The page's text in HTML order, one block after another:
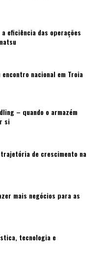
eficiência das operações
nacional em Troia
– quando o armazém
si
trajetória de crescimento na
mais negócios para as
tecnologia e